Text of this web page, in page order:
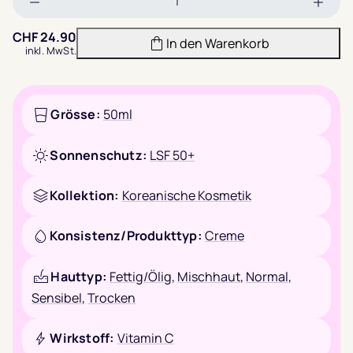
verringern
CHF24.90
inkl. MwSt. In den Warenkorb
Grösse: 50ml
Sonnenschutz: LSF 50+
Kollektion: Koreanische Kosmetik
Konsistenz/Produkttyp: Creme
Hauttyp: Fettig/Ölig, Mischhaut, Normal,
Sensibel,Trocken
Wirkstoff: Vitamin C